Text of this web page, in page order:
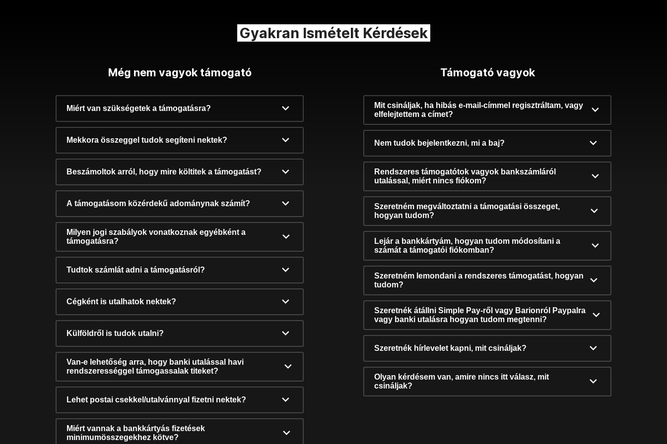
Gyakran Ismételt Kérdések
Még nem vagyok támogató
Miért van szükségetek a támogatásra?
Mekkora összeggel tudok segíteni nektek?
Beszámoltok arról, hogy mire költitek a támogatást?
A támogatásom közérdekű adománynak számít?
Milyen jogi szabályok vonatkoznak egyébként a
támogatásra?
Tudtok számlát adni a támogatásról?
Cégként is utalhatok nektek?
Külföldről is tudok utalni?
Van-e lehetőség arra, hogy banki utalással havi
rendszerességgel támogassalak titeket?
Lehet postai csekkel/utalvánnyal fizetni nektek?
Miért vannak a bankkártyás fizetések
minimumösszegekhez kötve?
Támogató vagyok
Mit csináljak, ha hibás e-mail-címmel regisztráltam, vagy
elfelejtettem a címet?
Nem tudok bejelentkezni, mi a baj?
Rendszeres támogatótok vagyok bankszámláról
utalással, miért nincs fiókom?
Szeretném megváltoztatni a támogatási összeget,
hogyan tudom?
Lejár a bankkártyám, hogyan tudom módosítani a
számát a támogatói fiókomban?
Szeretném lemondani a rendszeres támogatást, hogyan
tudom?
Szeretnék átállni Simple Pay-ről vagy Barionról Paypalra
vagy banki utalásra hogyan tudom megtenni?
Szeretnék hírlevelet kapni, mit csináljak?
Olyan kérdésem van, amire nincs itt válasz, mit
csináljak?